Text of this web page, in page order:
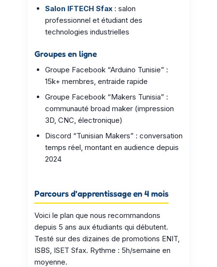
Salon IFTECH Sfax : salon
professionnel et étudiant des
technologies industrielles
Groupes en ligne
Groupe Facebook “Arduino Tunisie” :
15k+ membres, entraide rapide
Groupe Facebook “Makers Tunisia” :
communauté broad maker (impression
3D, CNC, électronique)
Discord “Tunisian Makers” : conversation
temps réel, montant en audience depuis
2024
Parcours d’apprentissage en 4 mois
Voici le plan que nous recommandons
depuis 5 ans aux étudiants qui débutent.
Testé sur des dizaines de promotions ENIT,
ISBS, ISET Sfax. Rythme : 5h/semaine en
moyenne.